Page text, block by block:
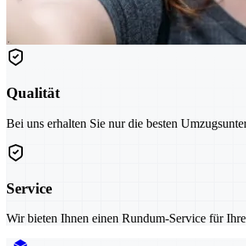
Qualität
Bei uns erhalten Sie nur die besten
Service
Wir bieten Ihnen einen Rundum-Service für